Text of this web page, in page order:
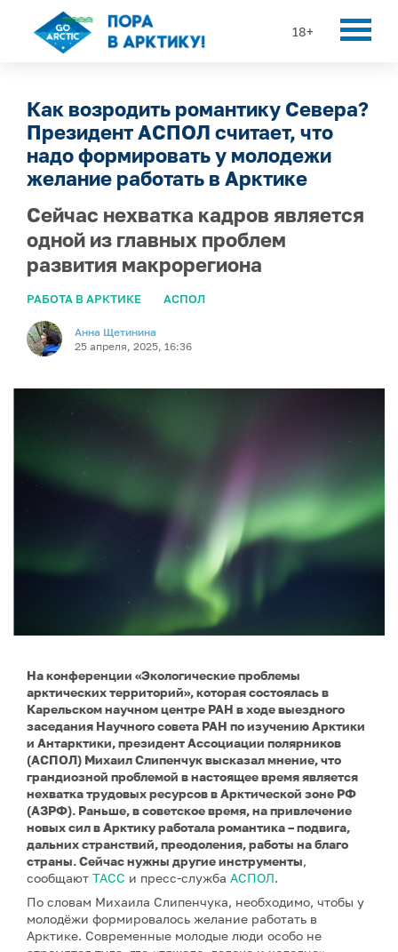
18+
Как возродить романтику Севера?
Президент АСПОЛ считает, что
надо формировать у молодежи
желание работать в Арктике
Сейчас нехватка кадров является
одной из главных проблем
развития макрорегиона
РАБОТА В АРКТИКЕ АСПОЛ
Анна Щетинина
25 апреля, 2025, 16:36
На конференции «Экологические проблемы
арктических территорий», которая состоялась в
Карельском научном центре РАН в ходе выездного
заседания Научного совета РАН по изучению Арктики
и Антарктики, президент Ассоциации полярников
(АСПОЛ) Михаил Слипенчук высказал мнение, что
грандиозной проблемой в настоящее время является
нехватка трудовых ресурсов в Арктической зоне РФ
(АЗРФ). Раньше, в советское время, на привлечение
новых сил в Арктику работала романтика – подвига,
дальних странствий, преодоления, работы на благо
страны. Сейчас нужны другие инструменты,
сообщают ТАСС и пресс-служба АСПОЛ.
По словам Михаила Слипенчука, необходимо, чтобы у
молодёжи формировалось желание работать в
Арктике. Современные молодые люди особо не